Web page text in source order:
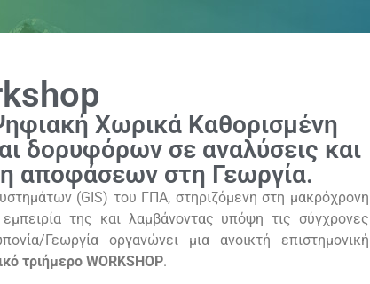
Χωρικά Καθορισμένη
δορυφόρων σε αναλύσεις και
αποφάσεων στη Γεωργία.
(GIS) του ΓΠΑ, στηριζόμενη στη μακρόχρονη
της και λαμβάνοντας υπόψη τις σύγχρονες
Γεωργία οργανώνει μια ανοικτή επιστημονική
τριήμερο WORKSHOP.